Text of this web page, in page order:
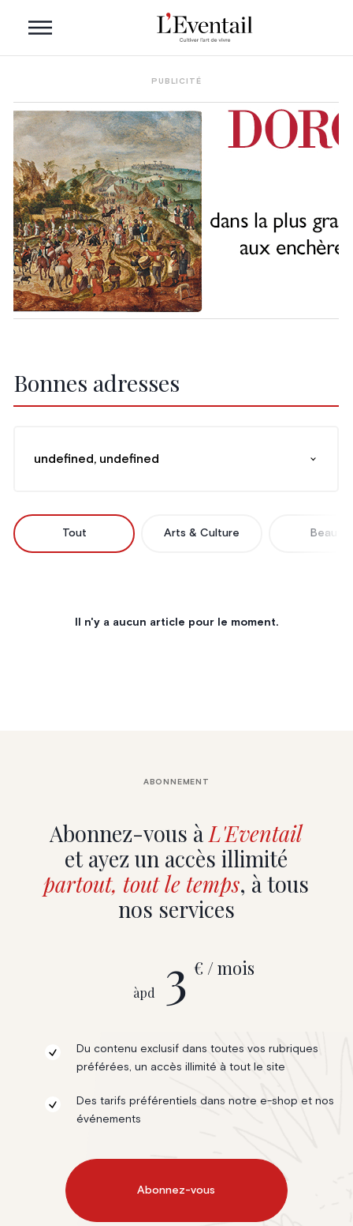
PUBLICITÉ
Bonnes adresses
undefined, undefined
Tout Arts & Culture Beauté
Il n'y a aucun article pour le moment.
Abonnez-vous àL'Eventail
et ayez un accès illimité
partout, tout le temps, à tous
nos services
ABONNEMENT
àpd 3 € / mois
Du contenu exclusif dans toutes vos rubriques
préférées, un accès illimité à tout le site
Des tarifs préférentiels dans notre e-shop et nos
événements
Abonnez-vous